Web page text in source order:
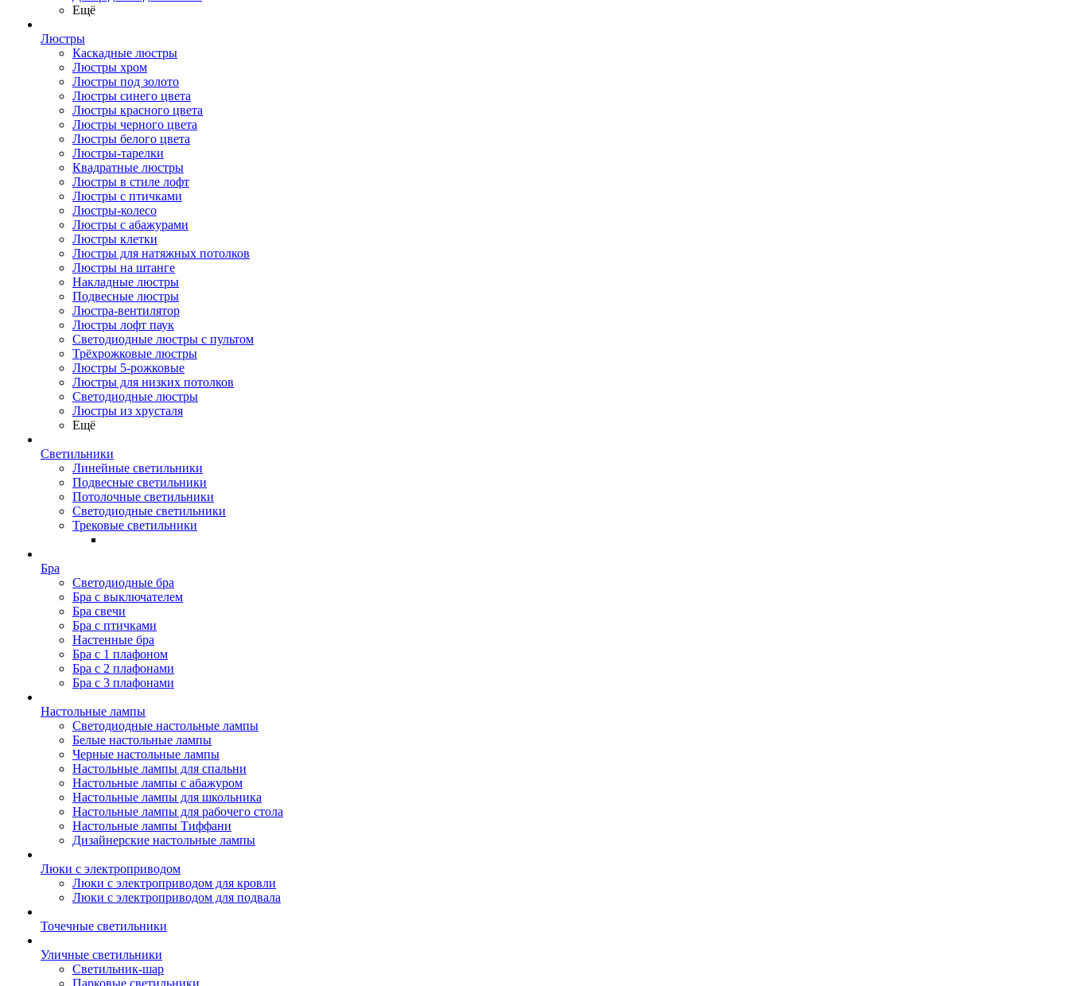
Ещё
Люстры
Каскадные люстры
Люстры хром
Люстры под золото
Люстры синего цвета
Люстры красного цвета
Люстры черного цвета
Люстры белого цвета
Люстры-тарелки
Квадратные люстры
Люстры в стиле лофт
Люстры с птичками
Люстры-колесо
Люстры с абажурами
Люстры клетки
Люстры для натяжных потолков
Люстры на штанге
Накладные люстры
Подвесные люстры
Люстра-вентилятор
Люстры лофт паук
Светодиодные люстры с пультом
Трёхрожковые люстры
Люстры 5-рожковые
Люстры для низких потолков
Cветодиодные люстры
Люстры из хрусталя
Ещё
Светильники
Линейные светильники
Подвесные светильники
Потолочные светильники
Светодиодные светильники
Трековые светильники
Бра
Светодиодные бра
Бра с выключателем
Бра свечи
Бра с птичками
Настенные бра
Бра с 1 плафоном
Бра с 2 плафонами
Бра с 3 плафонами
Настольные лампы
Светодиодные настольные лампы
Белые настольные лампы
Черные настольные лампы
Настольные лампы для спальни
Настольные лампы с абажуром
Настольные лампы для школьника
Настольные лампы для рабочего стола
Настольные лампы Тиффани
Дизайнерские настольные лампы
Люки с электроприводом
Люки с электроприводом для кровли
Люки с электроприводом для подвала
Точечные светильники
Уличные светильники
Светильник-шар
Парковые светильники